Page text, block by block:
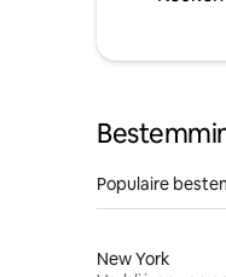
Populaire
New York